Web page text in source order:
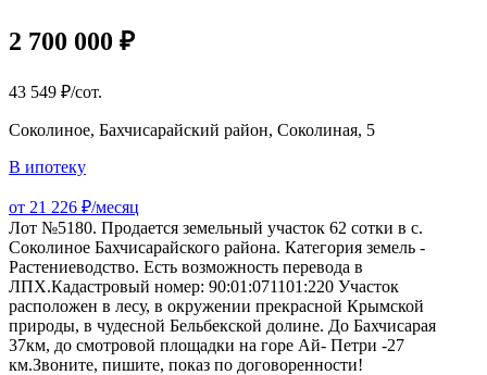
2 700 000 ₽
43 549 ₽/сот.
Соколиное, Бахчисарайский район, Соколиная, 5
В ипотеку
от 21 226 ₽/месяц
Лот №5180. Продается земельный участок 62 сотки в с.
Соколиное Бахчисарайского района. Категория земель -
Растениеводство. Есть возможность перевода в
ЛПХ.Кадастровый номер: 90:01:071101:220 Участок
расположен в лесу, в окружении прекрасной Крымской
природы, в чудесной Бельбекской долине. До Бахчисарая
37км, до смотровой площадки на горе Ай- Петри -27
км.Звоните, пишите, показ по договоренности!